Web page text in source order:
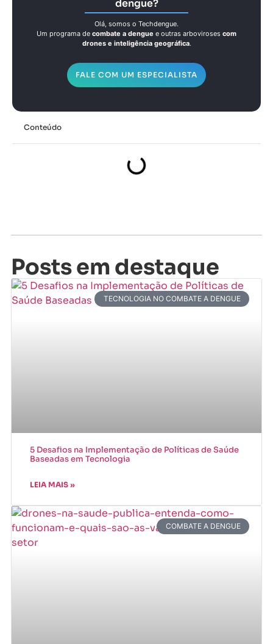
dengue?
Olá, somos o Techdengue.
Um programa de combate a dengue e outras arboviroses com
drones e inteligência geográfica.
FALE COM UM ESPECIALISTA
Conteúdo
Posts em destaque
TECNOLOGIA NO COMBATE A DENGUE
5 Desafios na Implementação de Políticas de Saúde
Baseadas em Tecnologia
LEIA MAIS »
COMBATE A DENGUE